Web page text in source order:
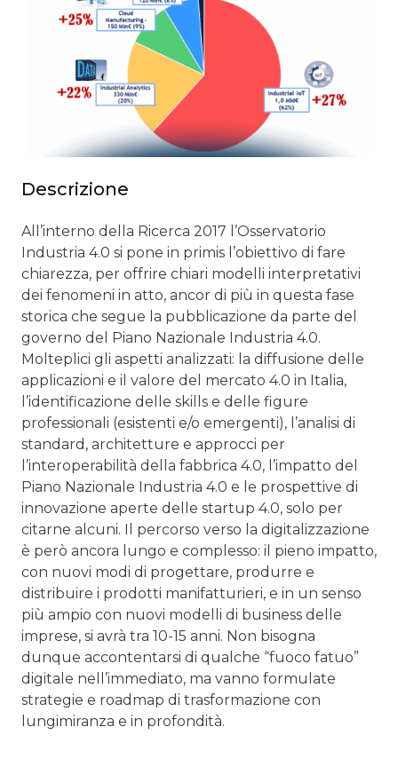
Descrizione
All’interno della Ricerca 2017 l’Osservatorio
Industria 4.0 si pone in primis l’obiettivo di fare
chiarezza, per offrire chiari modelli interpretativi
dei fenomeni in atto, ancor di più in questa fase
storica che segue la pubblicazione da parte del
governo del Piano Nazionale Industria 4.0.
Molteplici gli aspetti analizzati: la diffusione delle
applicazioni e il valore del mercato 4.0 in Italia,
l’identificazione delle skills e delle figure
professionali (esistenti e/o emergenti), l’analisi di
standard, architetture e approcci per
l’interoperabilità della fabbrica 4.0, l’impatto del
Piano Nazionale Industria 4.0 e le prospettive di
innovazione aperte delle startup 4.0, solo per
citarne alcuni. Il percorso verso la digitalizzazione
è però ancora lungo e complesso: il pieno impatto,
con nuovi modi di progettare, produrre e
distribuire i prodotti manifatturieri, e in un senso
più ampio con nuovi modelli di business delle
imprese, si avrà tra 10-15 anni. Non bisogna
dunque accontentarsi di qualche “fuoco fatuo”
digitale nell’immediato, ma vanno formulate
strategie e roadmap di trasformazione con
lungimiranza e in profondità.